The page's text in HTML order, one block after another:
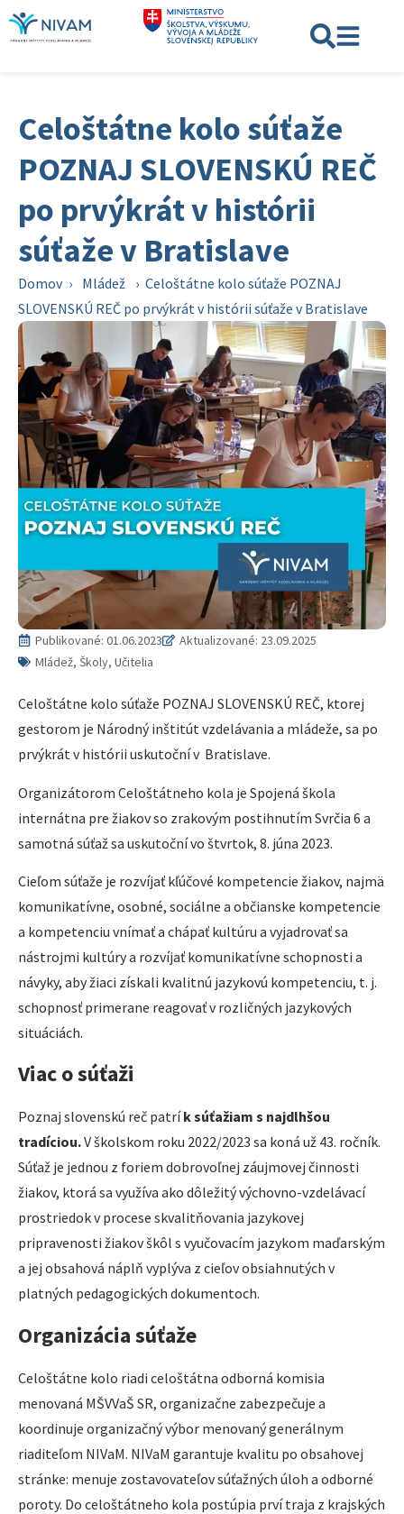
Celoštátne kolo súťaže
POZNAJ SLOVENSKÚ REČ
po prvýkrát v histórii
súťaže v Bratislave
Domov › Mládež › Celoštátne kolo súťaže POZNAJ
SLOVENSKÚ REČ po prvýkrát v histórii súťaže v Bratislave
Publikované: 01.06.2023
Aktualizované: 23.09.2025
Mládež, Školy, Učitelia
Celoštátne kolo súťaže POZNAJ SLOVENSKÚ REČ, ktorej
gestorom je Národný inštitút vzdelávania a mládeže, sa po
prvýkrát v histórii uskutoční v Bratislave.
Organizátorom Celoštátneho kola je Spojená škola
internátna pre žiakov so zrakovým postihnutím Svrčia 6 a
samotná súťaž sa uskutoční vo štvrtok, 8. júna 2023.
Cieľom súťaže je rozvíjať kľúčové kompetencie žiakov, najmä
komunikatívne, osobné, sociálne a občianske kompetencie
a kompetenciu vnímať a chápať kultúru a vyjadrovať sa
nástrojmi kultúry a rozvíjať komunikatívne schopnosti a
návyky, aby žiaci získali kvalitnú jazykovú kompetenciu, t. j.
schopnosť primerane reagovať v rozličných jazykových
situáciách.
Viac o súťaži
Poznaj slovenskú reč patrík súťažiam s najdlhšou
tradíciou.V školskom roku 2022/2023 sa koná už 43. ročník.
Súťaž je jednou z foriem dobrovoľnej záujmovej činnosti
žiakov, ktorá sa využíva ako dôležitý výchovno-vzdelávací
prostriedok v procese skvalitňovania jazykovej
pripravenosti žiakov škôl s vyučovacím jazykom maďarským
a jej obsahová náplň vyplýva z cieľov obsiahnutých v
platných pedagogických dokumentoch.
Organizácia súťaže
Celoštátne kolo riadi celoštátna odborná komisia
menovaná MŠVVaŠ SR, organizačne zabezpečuje a
koordinuje organizačný výbor menovaný generálnym
riaditeľom NIVaM. NIVaM garantuje kvalitu po obsahovej
stránke: menuje zostavovateľov súťažných úloh a odborné
poroty. Do celoštátneho kola postúpia prví traja z krajských